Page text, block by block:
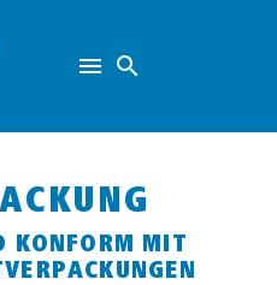
KONFORM MIT